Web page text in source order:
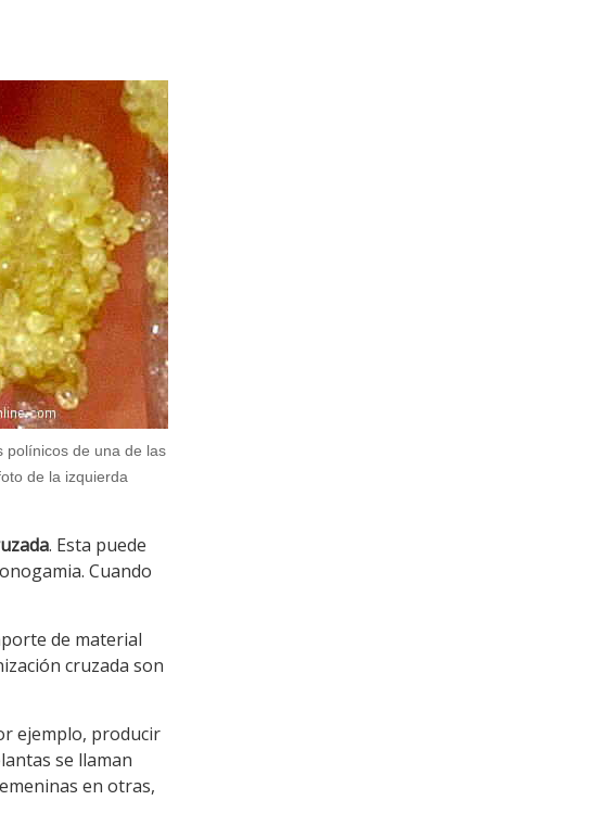
polínicos de una de las
de la izquierda
. Esta puede
Cuando
de material
cruzada son
ejemplo, producir
se llaman
en otras,